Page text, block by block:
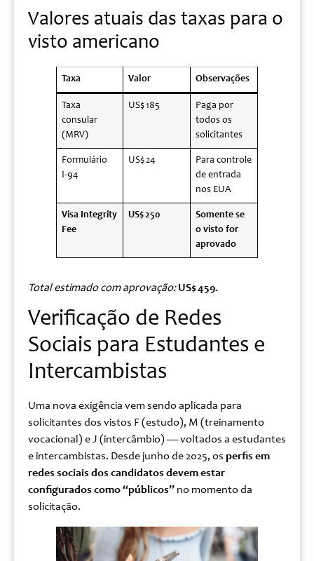
Valores atuais das taxas para o
visto americano
Taxa Valor Observações
Taxa
consular
(MRV)
US$ 185
Paga por
todos os
solicitantes
Formulário
I‑94
US$ 24
Para controle
de entrada
nos EUA
Visa Integrity
Fee
US$250
Somente se
o visto for
aprovado
Total estimado com aprovação: US$ 459.
Verificação de Redes
Sociais para Estudantes e
Intercambistas
Uma nova exigência vem sendo aplicada para
solicitantes dos vistos F (estudo), M (treinamento
vocacional) e J (intercâmbio) — voltados a estudantes
e intercambistas. Desde junho de 2025, os perfis em
redes sociais dos candidatos devem estar
configurados como “públicos” no momento da
solicitação.